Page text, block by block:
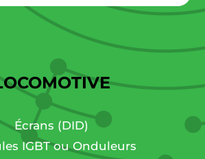
Écrans (DID)
IGBT ou Onduleurs